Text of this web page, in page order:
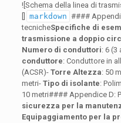
![Schema della linea di
markdown ####
tecnicheSpecifiche di
trasmissione a doppio
Numero di conduttori: 6 (3
conduttore: Conduttore in
(ACSR)- Torre Altezza: 50
metri- Tipo di isolante:
10 metri#### Appendice D:
sicurezza per la
Equipaggiamento per la